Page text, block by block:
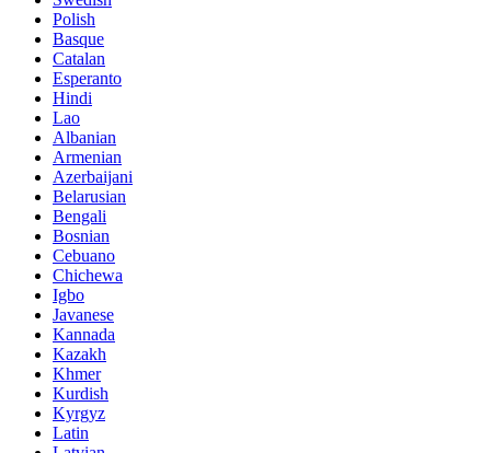
Polish
Basque
Catalan
Esperanto
Hindi
Lao
Albanian
Armenian
Azerbaijani
Belarusian
Bengali
Bosnian
Cebuano
Chichewa
Igbo
Javanese
Kannada
Kazakh
Khmer
Kurdish
Kyrgyz
Latin